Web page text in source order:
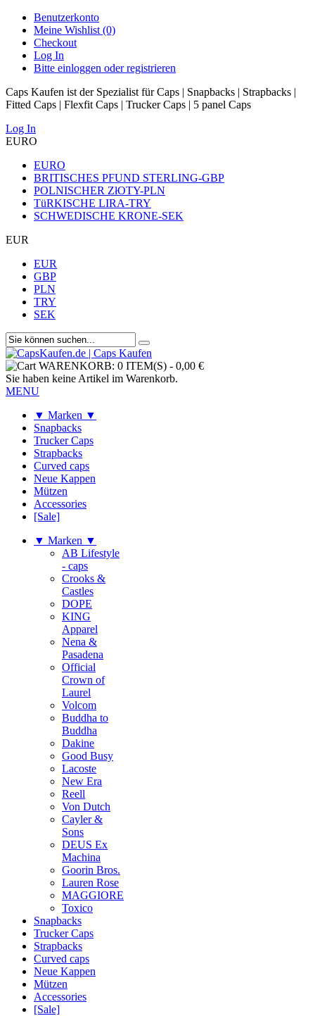
Benutzerkonto
Meine Wishlist (0)
Checkout
Log In
Bitte einloggen oder registrieren
Caps Kaufen ist der Spezialist für Caps | Snapbacks | Strapbacks |
Fitted Caps | Flexfit Caps | Trucker Caps | 5 panel Caps
Log In
EURO
EURO
BRITISCHES PFUND STERLING-GBP
POLNISCHER ZłOTY-PLN
TüRKISCHE LIRA-TRY
SCHWEDISCHE KRONE-SEK
EUR
EUR
GBP
PLN
TRY
SEK
WARENKORB: 0 ITEM(S) - 0,00 €
Sie haben keine Artikel im Warenkorb.
MENU
▼ Marken ▼
Snapbacks
Trucker Caps
Strapbacks
Curved caps
Neue Kappen
Mützen
Accessories
[Sale]
▼ Marken ▼
AB Lifestyle
- caps
Crooks &
Castles
DOPE
KING
Apparel
Nena &
Pasadena
Official
Crown of
Laurel
Volcom
Buddha to
Buddha
Dakine
Good Busy
Lacoste
New Era
Reell
Von Dutch
Cayler &
Sons
DEUS Ex
Machina
Goorin Bros.
Lauren Rose
MAGGIORE
Toxico
Snapbacks
Trucker Caps
Strapbacks
Curved caps
Neue Kappen
Mützen
Accessories
[Sale]